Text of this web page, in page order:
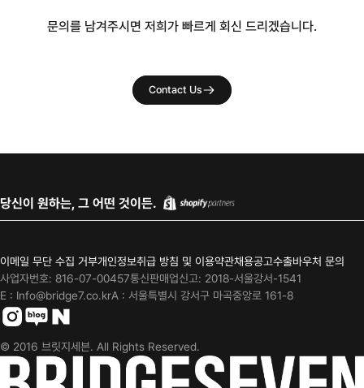
문의를 남겨주시면 저희가 빠르게 회신 드리겠습니다.
Contact Us
당신이 원하는, 그 어떤 것이든.
이메일 무단 수집 거부개인정보취급 방침 및 이용약관채용공고수출바우처 문의
사업자번호: 816-07-00457통신판매업신고: 2018-서울강서-1541
E : Info@bridge7.co.krA : 서울특별시 강서구 마곡중앙로 161-8
© 2016 브릿지세븐. All Rights Reserved.
BridgeSeven